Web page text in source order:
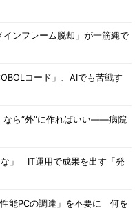
ンフレーム脱却」が一筋縄で
コード」、AIでも苦戦す
なら“外”に作ればいい――病院
な」 IT運用で成果を出す「発
能PCの調達」を不要に 何を